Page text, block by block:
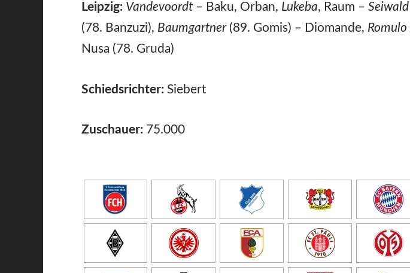
Leipzig: Vandevoordt – Baku, Orban, Lukeba, Raum –Seiwald
(78. Banzuzi), Baumgartner(89. Gomis) – Diomande, Romulo
Nusa (78. Gruda)
Schiedsrichter: Siebert
Zuschauer: 75.000